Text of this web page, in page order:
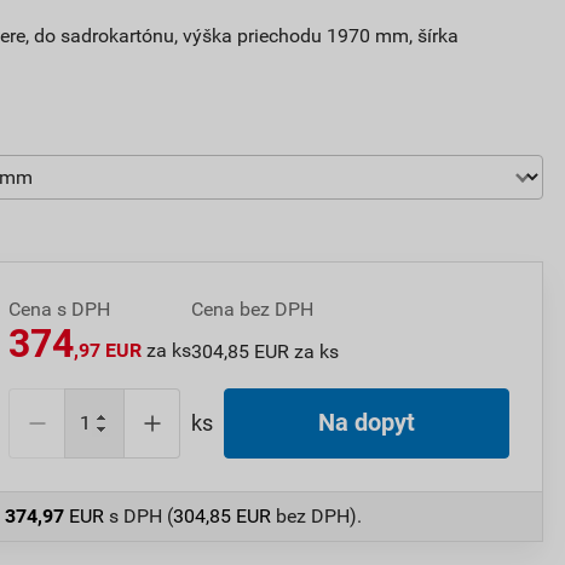
do sadrokartónu, výška priechodu 1970 mm, šírka
Cena s DPH
374,97 EUR za ks
Cena bez DPH
304,85 EUR za ks
ks Na dopyt
374,97 EUR s DPH (304,85 EUR bez DPH).